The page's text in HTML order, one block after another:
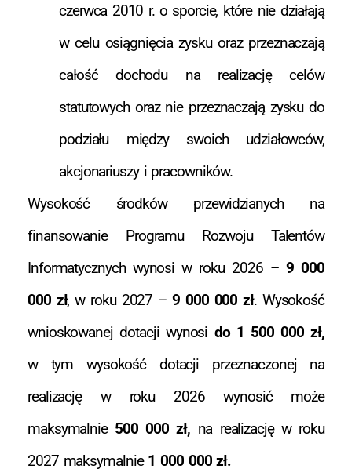
czerwca 2010 r. o sporcie, które nie działają
w celu osiągnięcia zysku oraz przeznaczają
całość dochodu na realizację celów
statutowych oraz nie przeznaczają zysku do
podziału między swoich udziałowców,
akcjonariuszy i pracowników.
Wysokość środków przewidzianych na
finansowanie Programu Rozwoju Talentów
Informatycznych wynosi w roku 2026 –9 000
000 zł, w roku 2027 –9 000 000 zł. Wysokość
wnioskowanej dotacji wynosi do 1 500 000 zł,
w tym wysokość dotacji przeznaczonej na
realizację w roku 2026 wynosić może
maksymalnie 500 000 zł, na realizację w roku
2027 maksymalnie 1 000 000 zł.